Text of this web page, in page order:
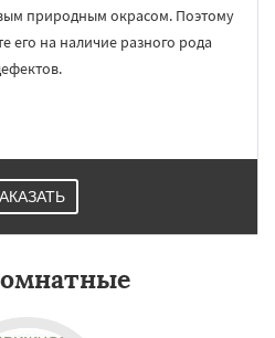
природным окрасом. Поэтому
его на наличие разного рода